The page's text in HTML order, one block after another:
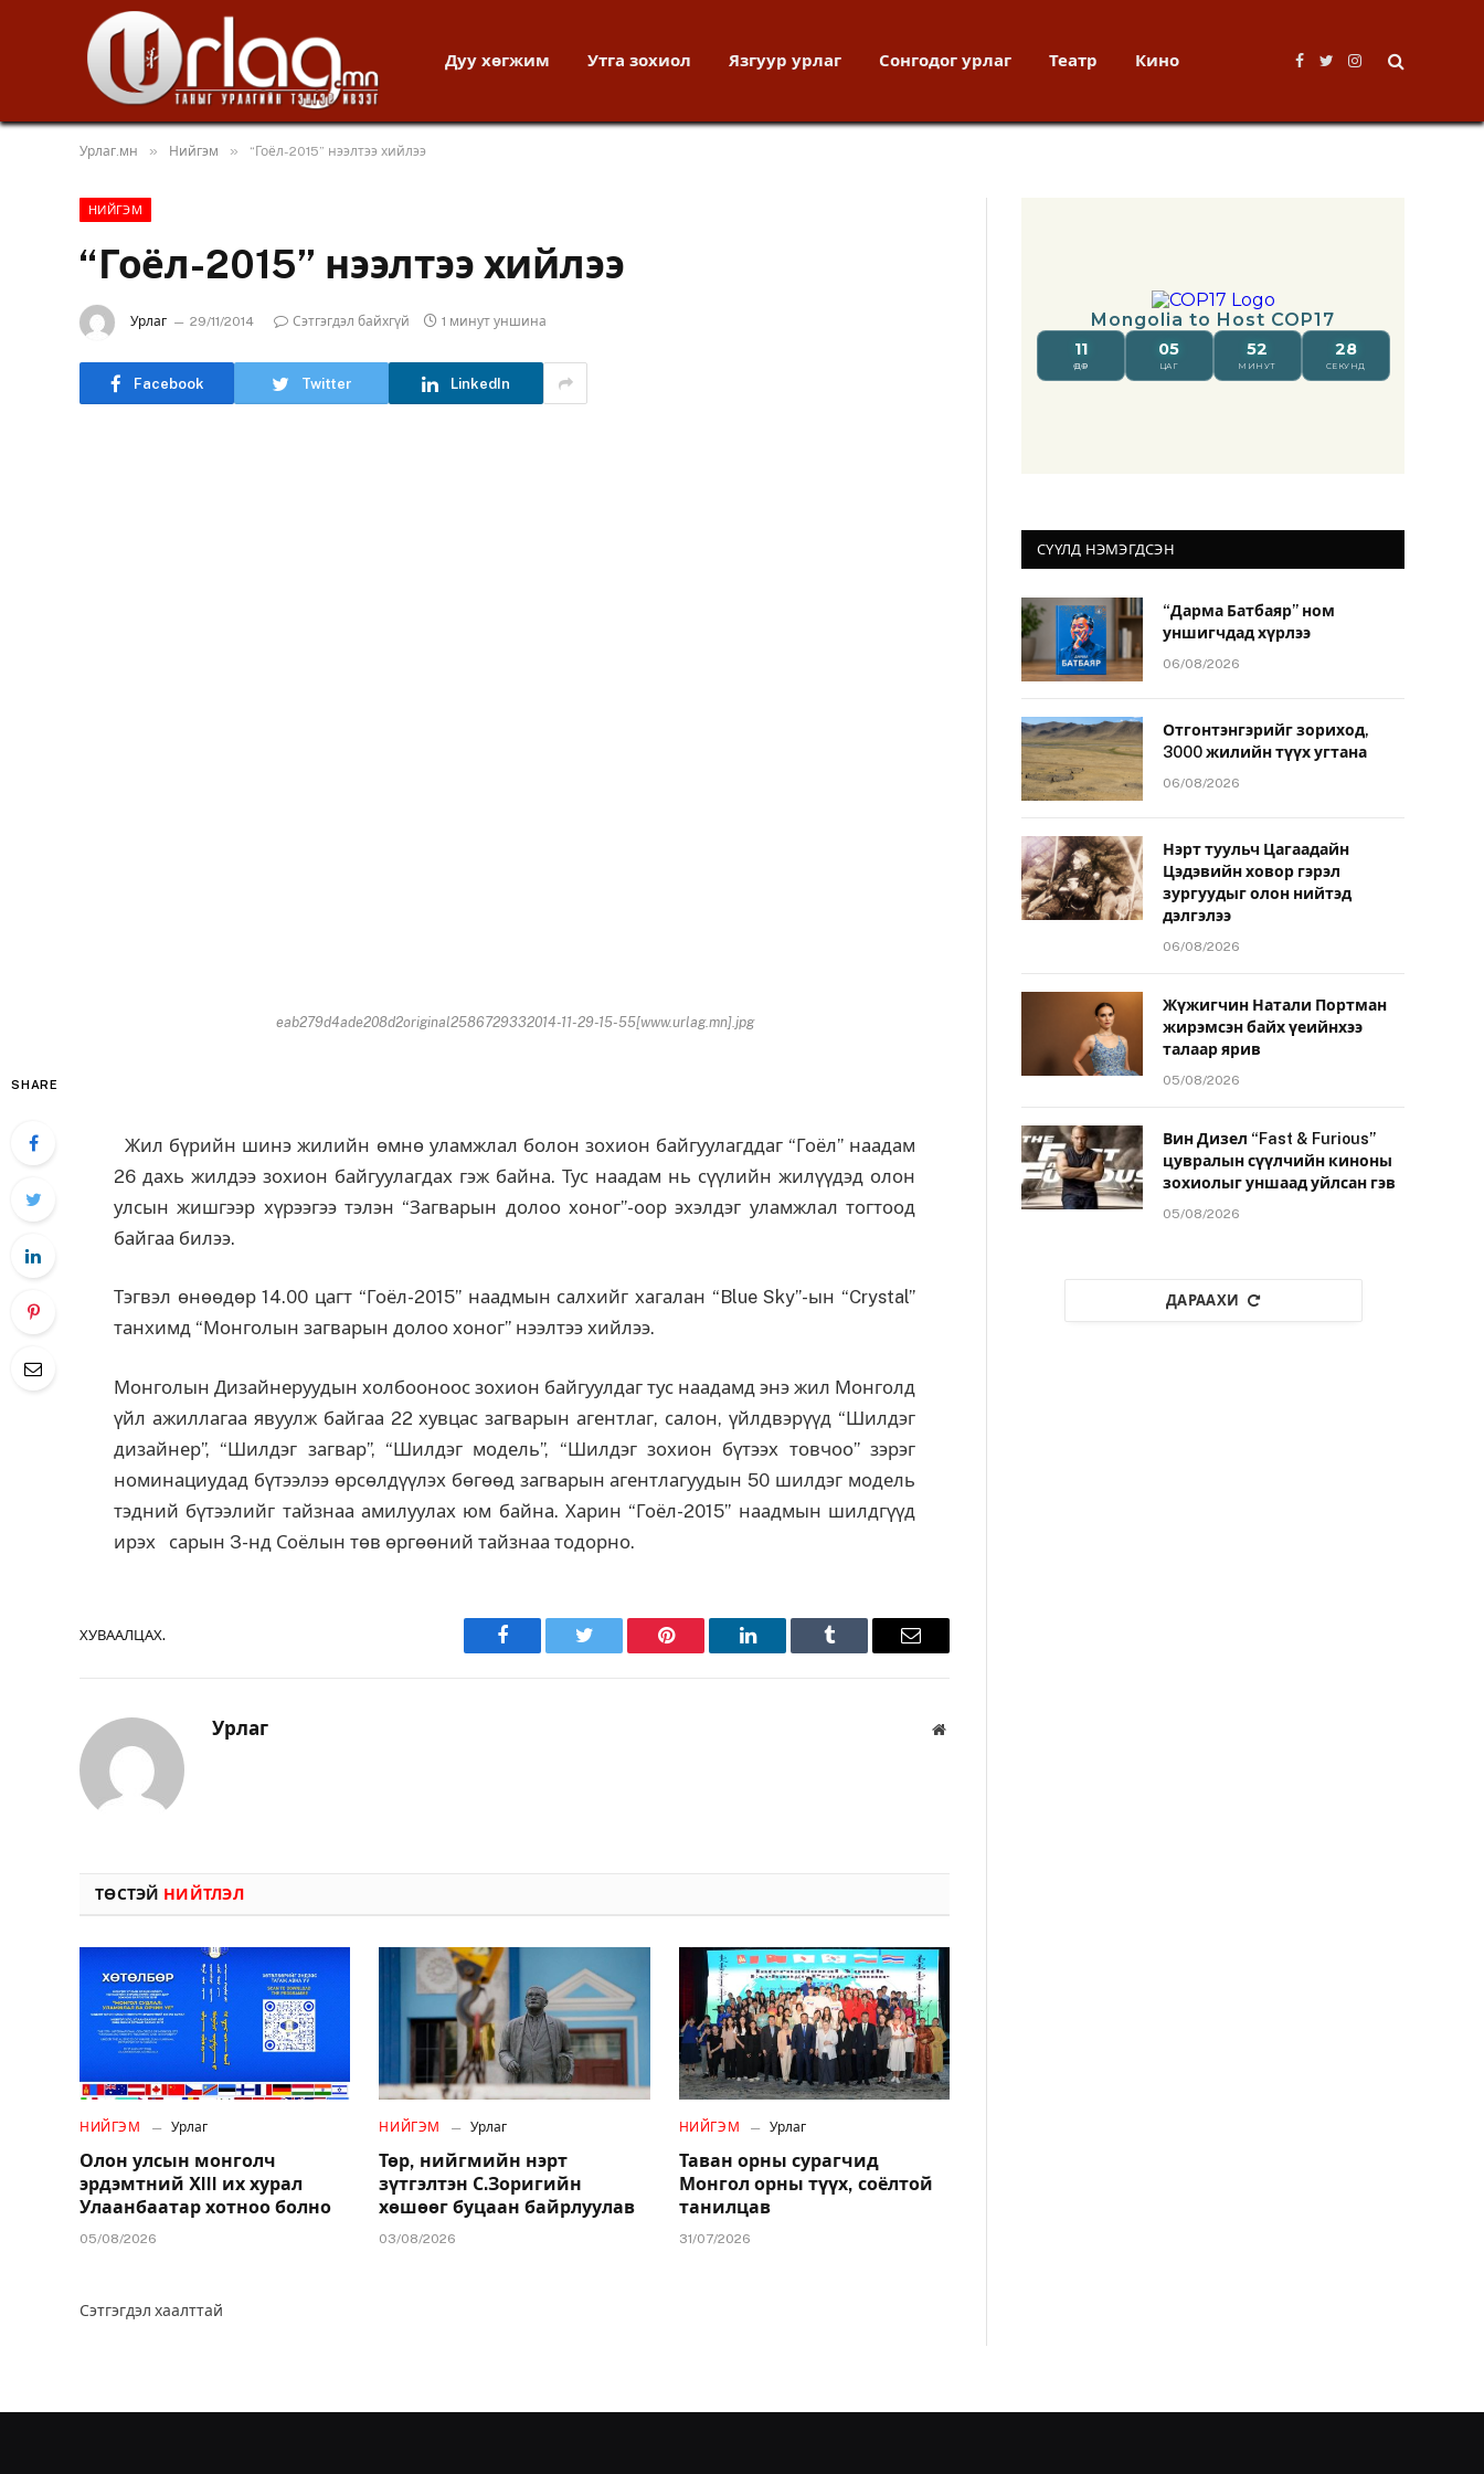
Дуу хөгжим Утга зохиол Язгуур урлаг Сонгодог урлаг Театр Кино
Facebook
TwitterInstagram
Урлаг.мн » Нийгэм » “Гоёл-2015” нээлтээ хийлээ
НИЙГЭМ
“Гоёл-2015” нээлтээ хийлээ
Урлаг 29/11/2014 Сэтгэгдэл байхгүй 1 минут уншина
Facebook Twitter LinkedIn
eab279d4ade208d2original2586729332014-11-29-15-55[www.urlag.mn].jpg
SHARE
Жил бүрийн шинэ жилийн өмнө уламжлал болон зохион байгуулагддаг “Гоёл” наадам
26 дахь жилдээ зохион байгуулагдах гэж байна. Тус наадам нь сүүлийн жилүүдэд олон
улсын жишгээр хүрээгээ тэлэн “Загварын долоо хоног”-оор эхэлдэг уламжлал тогтоод
байгаа билээ.
Тэгвэл өнөөдөр 14.00 цагт “Гоёл-2015” наадмын салхийг хагалан “Blue Sky”-ын “Crystal”
танхимд “Монголын загварын долоо хоног” нээлтээ хийлээ.
Монголын Дизайнеруудын холбооноос зохион байгуулдаг тус наадамд энэ жил Монголд
үйл ажиллагаа явуулж байгаа 22 хувцас загварын агентлаг, салон, үйлдвэрүүд “Шилдэг
дизайнер”, “Шилдэг загвар”, “Шилдэг модель”, “Шилдэг зохион бүтээх товчоо” зэрэг
номинациудад бүтээлээ өрсөлдүүлэх бөгөөд загварын агентлагуудын 50 шилдэг модель
тэдний бүтээлийг тайзнаа амилуулах юм байна. Харин “Гоёл-2015” наадмын шилдгүүд
ирэх сарын 3-нд Соёлын төв өргөөний тайзнаа тодорно.
ХУВААЛЦАХ.
Facebook Twitter Pinterest LinkedIn Tumblr Имэйл
Урлаг Вэбсайт
ТӨСТЭЙ НИЙТЛЭЛ
НИЙГЭМ Урлаг
Олон улсын монголч
эрдэмтний XIII их хурал
Улаанбаатар хотноо болно
05/08/2026
НИЙГЭМ Урлаг
Төр, нийгмийн нэрт
зүтгэлтэн С.Зоригийн
хөшөөг буцаан байрлуулав
03/08/2026
НИЙГЭМ Урлаг
Таван орны сурагчид
Монгол орны түүх, соёлтой
танилцав
31/07/2026
Сэтгэгдэл хаалттай
СҮҮЛД НЭМЭГДСЭН
“Дарма Батбаяр” ном
уншигчдад хүрлээ
06/08/2026
Отгонтэнгэрийг зориход,
3000 жилийн түүх угтана
06/08/2026
Нэрт туульч Цагаадайн
Цэдэвийн ховор гэрэл
зургуудыг олон нийтэд
дэлгэлээ
06/08/2026
Жүжигчин Натали Портман
жирэмсэн байх үеийнхээ
талаар ярив
05/08/2026
Вин Дизел “Fast & Furious”
цувралын сүүлчийн киноны
зохиолыг уншаад уйлсан гэв
05/08/2026
ДАРААХИ